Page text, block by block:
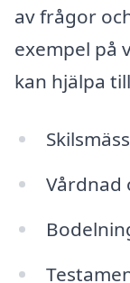
av frågor
exempel på
kan hjälpa
Vårdnad